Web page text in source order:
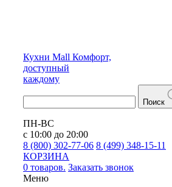
Кухни Mall Комфорт,
доступный
каждому
Поиск
ПН-ВС
с 10:00 до 20:00
8 (800) 302-77-06 8 (499) 348-15-11
КОРЗИНА
0 товаров. Заказать звонок
Меню